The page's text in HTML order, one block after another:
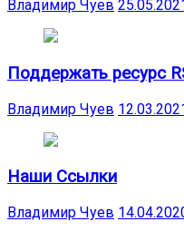
Владимир Чуев
Поддержать ресурс
Владимир Чуев
Наши Ссылки
Владимир Чуев